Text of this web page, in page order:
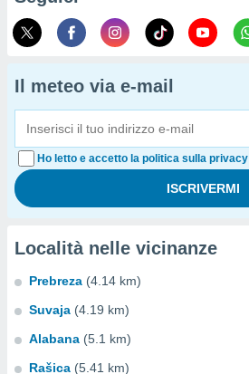
Il meteo via e-mail
Ho letto e accetto la politica sulla privacy
Località nelle vicinanze
Prebreza (4.14 km)
Suvaja (4.19 km)
Alabana (5.1 km)
Rašica (5.41 km)